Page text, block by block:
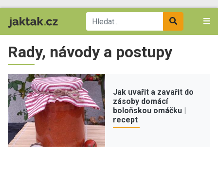
Rady, návody a postupy
Jak uvařit a zavařit do
zásoby domácí
boloňskou omáčku |
recept